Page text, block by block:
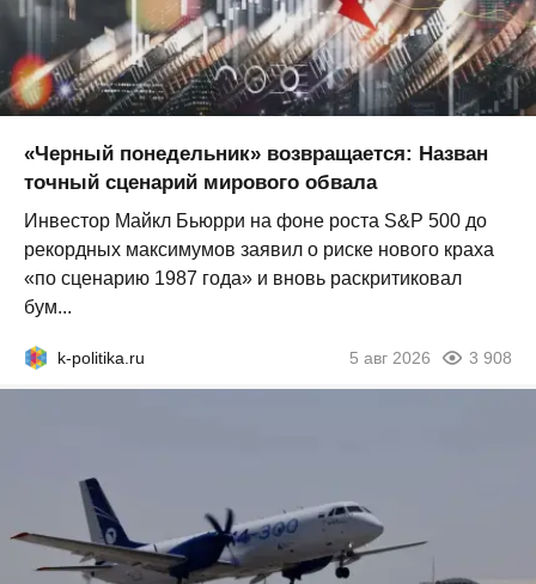
«Черный понедельник» возвращается: Назван
точный сценарий мирового обвала
Инвестор Майкл Бьюрри на фоне роста S&P 500 до
рекордных максимумов заявил о риске нового краха
«по сценарию 1987 года» и вновь раскритиковал
бум...
k-politika.ru 5 авг 2026 3 908